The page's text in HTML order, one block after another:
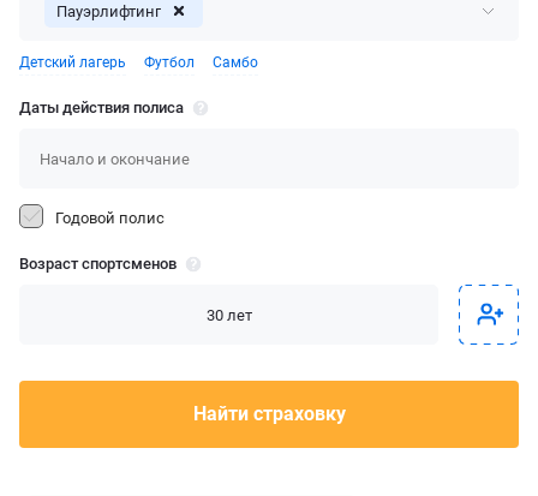
Пауэрлифтинг
Детский лагерь Футбол Самбо
Даты действия полиса
Годовой полис
Возраст спортсменов
Найти страховку